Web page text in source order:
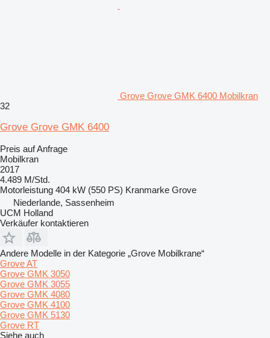
Grove Grove GMK 6400 Mobilkran
32
Grove Grove GMK 6400
Preis auf Anfrage
Mobilkran
2017
4.489 M/Std.
Motorleistung 404 kW (550 PS) Kranmarke Grove
Niederlande, Sassenheim
UCM Holland
Verkäufer kontaktieren
Andere Modelle in der Kategorie „Grove Mobilkrane“
Grove AT
Grove GMK 3050
Grove GMK 3055
Grove GMK 4080
Grove GMK 4100
Grove GMK 5130
Grove RT
Siehe auch